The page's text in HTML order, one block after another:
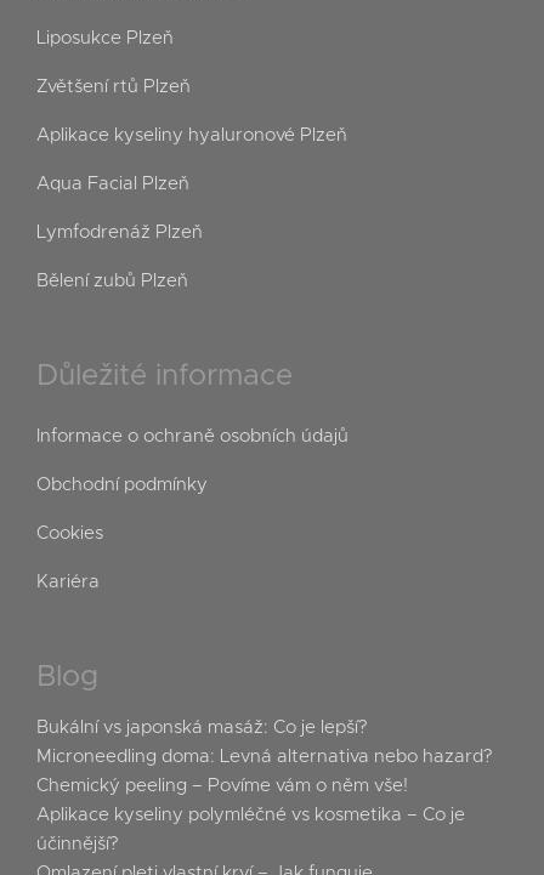
Liposukce Plzeň
Zvětšení rtů Plzeň
Aplikace kyseliny hyaluronové Plzeň
Aqua Facial Plzeň
Lymfodrenáž Plzeň
Bělení zubů Plzeň
Důležité informace
Informace o ochraně osobních údajů
Obchodní podmínky
Cookies
Kariéra
Blog
Bukální vs japonská masáž: Co je lepší?
Microneedling doma: Levná alternativa nebo hazard?
Chemický peeling – Povíme vám o něm vše!
Aplikace kyseliny polymléčné vs kosmetika – Co je
účinnější?